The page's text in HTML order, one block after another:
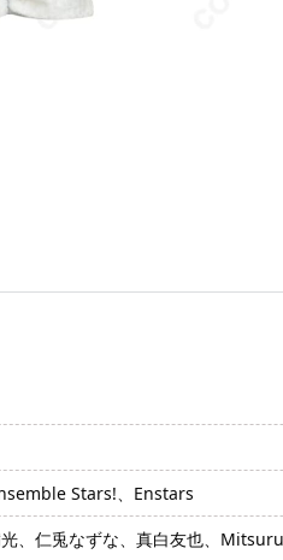
Stars!、Enstars
、仁兎なずな、真白友也、